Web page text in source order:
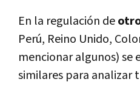
En la regulación de
Perú, Reino Unido,
mencionar algunos) se
similares para analizar